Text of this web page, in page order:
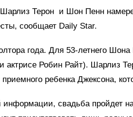
Терон и Шон Пенн
сообщает Daily Star.
года. Для 53-летнего
актрисе Робин Райт). Шарлиз
ребенка Джексона,
свадьба пройдет